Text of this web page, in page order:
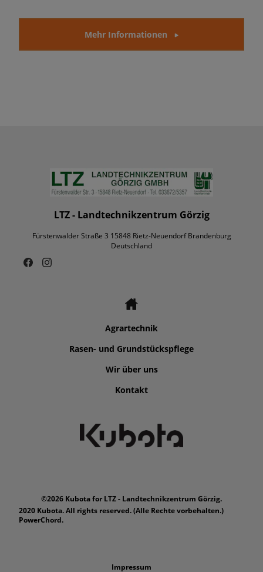
Mehr Informationen
LTZ - Landtechnikzentrum Görzig
Fürstenwalder Straße 3 15848 Rietz-Neuendorf Brandenburg
Deutschland
Agrartechnik
Rasen- und Grundstückspflege
Wir über uns
Kontakt
©2026 Kubota for LTZ - Landtechnikzentrum Görzig.
2020 Kubota. All rights reserved. (Alle Rechte vorbehalten.)
PowerChord.
Impressum